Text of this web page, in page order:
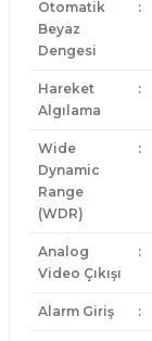
Otomatik
Beyaz
Dengesi
:
Hareket
Algılama
:
Wide
Dynamic
Range
(WDR)
:
Analog
Video Çıkışı
:
Alarm Giriş :